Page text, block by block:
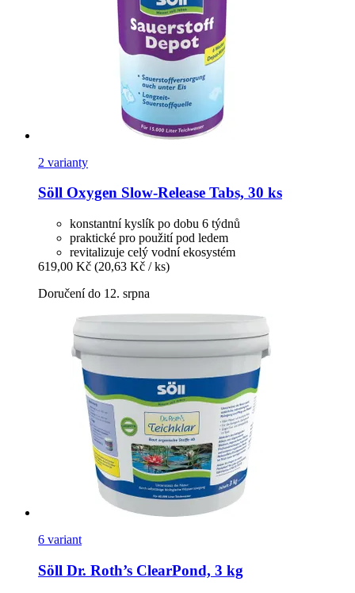
2 varianty
Söll Oxygen Slow-​Release Tabs, 30 ks
konstantní kyslík po dobu 6 týdnů
praktické pro použití pod ledem
revitalizuje celý vodní ekosystém
619,00 Kč (20,63 Kč / ks)
Doručení do 12. srpna
6 variant
Söll Dr. Roth’s ClearPond, 3 kg